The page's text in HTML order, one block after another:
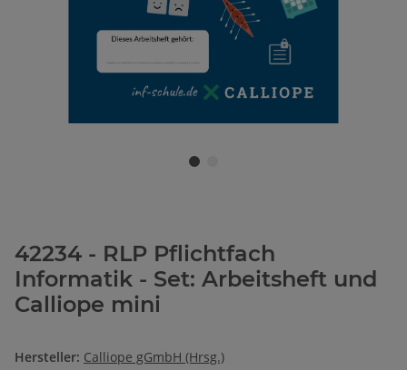
42234 - RLP Pflichtfach
Informatik - Set: Arbeitsheft und
Calliope mini
Hersteller: Calliope gGmbH (Hrsg.)